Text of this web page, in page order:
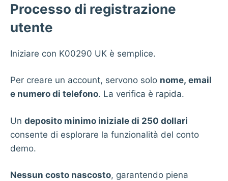
Processo di registrazione
utente
Iniziare con K00290 UK è semplice.
Per creare un account, servono solo nome, email
e numero di telefono. La verifica è rapida.
Un deposito minimo iniziale di 250 dollari
consente di esplorare la funzionalità del conto
demo.
Nessun costo nascosto, garantendo piena